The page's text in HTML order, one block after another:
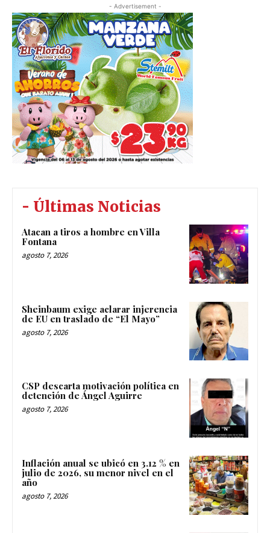
- Advertisement -
- Últimas Noticias
Atacan a tiros a hombre en Villa
Fontana
agosto 7, 2026
Sheinbaum exige aclarar injerencia
de EU en traslado de “El Mayo”
agosto 7, 2026
CSP descarta motivación política en
detención de Ángel Aguirre
agosto 7, 2026
Inflación anual se ubicó en 3.12 % en
julio de 2026, su menor nivel en el
año
agosto 7, 2026